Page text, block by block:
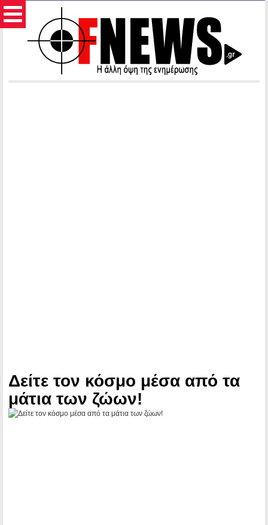
Δείτε τον κόσμο μέσα από τα
μάτια των ζώων!